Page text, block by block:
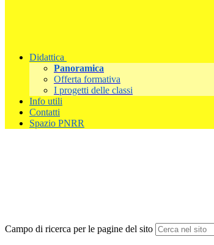
Didattica
Panoramica
Offerta formativa
I progetti delle classi
Info utili
Contatti
Spazio PNRR
Campo di ricerca per le pagine del sito